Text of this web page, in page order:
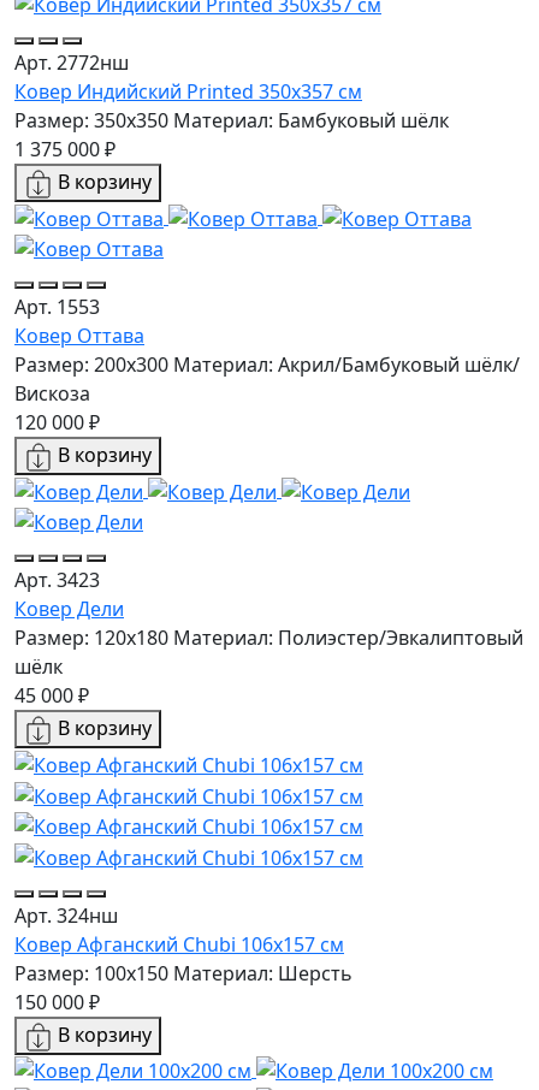
Арт. 2772нш
Ковер Индийский Printed 350x357 см
Размер: 350x350 Материал: Бамбуковый шёлк
1 375 000 ₽
В корзину
Арт. 1553
Ковер Оттава
Размер: 200x300 Материал: Акрил/Бамбуковый шёлк/
Вискоза
120 000 ₽
В корзину
Арт. 3423
Ковер Дели
Размер: 120x180 Материал: Полиэстер/Эвкалиптовый
шёлк
45 000 ₽
В корзину
Арт. 324нш
Ковер Афганский Chubi 106x157 см
Размер: 100x150 Материал: Шерсть
150 000 ₽
В корзину